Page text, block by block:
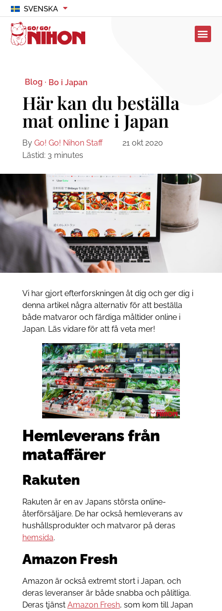
SVENSKA
Blog · Bo i Japan
Här kan du beställa
mat online i Japan
By Go! Go! Nihon Staff
21 okt 2020
Lästid: 3 minutes
Vi har gjort efterforskningen åt dig och ger dig i
denna artikel några alternativ för att beställa
både matvaror och färdiga måltider online i
Japan. Läs vidare för att få veta mer!
Hemleverans från
mataffärer
Rakuten
Rakuten är en av Japans största online-
återförsäljare. De har också hemleverans av
hushållsprodukter och matvaror på deras
hemsida.
Amazon Fresh
Amazon är också extremt stort i Japan, och
deras leveranser är både snabba och pålitliga.
Deras tjänst Amazon Fresh, som kom till Japan